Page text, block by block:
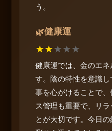
う。
🌿健康運
★★★★★
健康運では、金のエ
す。陰の特性を意識
事を心がけることで
ス管理も重要で、リ
とが大切です。今日